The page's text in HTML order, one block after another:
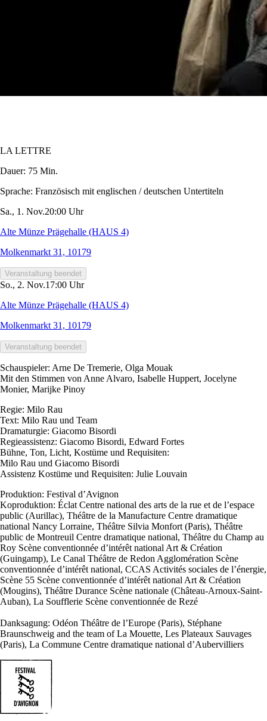
LA LETTRE
Dauer: 75 Min.
Sprache: Französisch mit englischen / deutschen Untertiteln
Sa., 1. Nov.20:00 Uhr
Alte Münze Prägehalle (HAUS 4)
Molkenmarkt 31, 10179
Veranstaltung beendet
So., 2. Nov.17:00 Uhr
Alte Münze Prägehalle (HAUS 4)
Molkenmarkt 31, 10179
Veranstaltung beendet
Schauspieler: Arne De Tremerie, Olga Mouak
Mit den Stimmen von Anne Alvaro, Isabelle Huppert, Jocelyne
Monier, Marijke Pinoy
Regie: Milo Rau
Text: Milo Rau und Team
Dramaturgie: Giacomo Bisordi
Regieassistenz: Giacomo Bisordi, Edward Fortes
Bühne, Ton, Licht, Kostüme und Requisiten:
Milo Rau und Giacomo Bisordi
Assistenz Kostüme und Requisiten: Julie Louvain
Produktion: Festival d’Avignon
Koproduktion: Éclat Centre national des arts de la rue et de l’espace
public (Aurillac), Théâtre de la Manufacture Centre dramatique
national Nancy Lorraine, Théâtre Silvia Monfort (Paris), Théâtre
public de Montreuil Centre dramatique national, Théâtre du Champ au
Roy Scène conventionnée d’intérêt national Art & Création
(Guingamp), Le Canal Théâtre de Redon Agglomération Scène
conventionnée d’intérêt national, CCAS Activités sociales de l’énergie,
Scène 55 Scène conventionnée d’intérêt national Art & Création
(Mougins), Théâtre Durance Scène nationale (Château-Arnoux-Saint-
Auban), La Soufflerie Scène conventionnée de Rezé
Danksagung: Odéon Théâtre de l’Europe (Paris), Stéphane
Braunschweig and the team of La Mouette, Les Plateaux Sauvages
(Paris), La Commune Centre dramatique national d’Aubervilliers